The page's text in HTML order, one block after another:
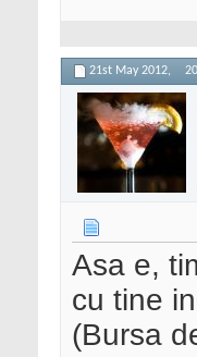
21st May 2012,
Asa e,
cu tine
(Bursa